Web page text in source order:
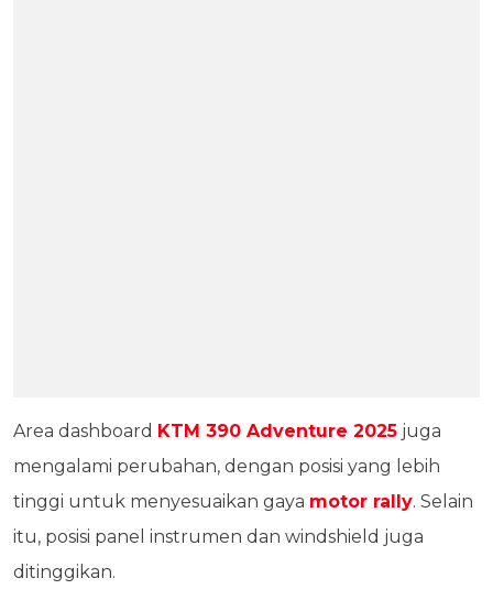
Area dashboard KTM 390 Adventure 2025 juga
mengalami perubahan, dengan posisi yang lebih
tinggi untuk menyesuaikan gaya motor rally. Selain
itu, posisi panel instrumen dan windshield juga
ditinggikan.